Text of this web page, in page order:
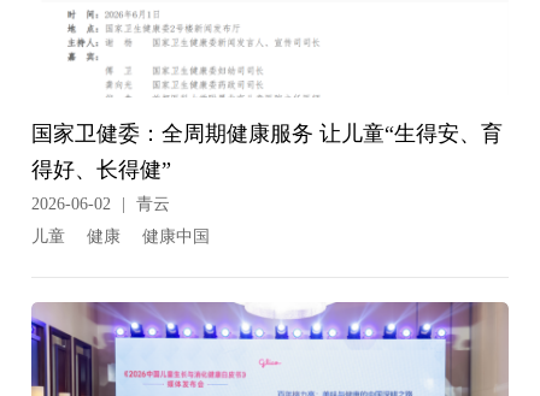
国家卫健委：全周期健康服务 让儿童“生得安、育
得好、长得健”
2026-06-02
青云
儿童
健康 健康中国